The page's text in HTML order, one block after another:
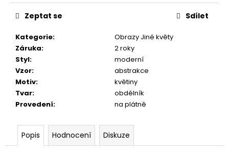
Kategorie:
Obrazy Jiné květy
Záruka:
2 roky
Styl:
moderní
Vzor:
abstrakce
Motiv:
květiny
Tvar:
obdélník
Provedení: na plátně
Zeptat se Sdílet
Popis Hodnocení Diskuze
STROM
599
Kč